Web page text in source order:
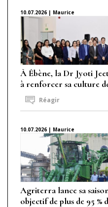
10.07.2026 | Maurice
À Ébène, la Dr Jyoti
à renforcer sa culture
Réagir
10.07.2026 | Maurice
Agriterra lance sa
objectif de plus de 95 %